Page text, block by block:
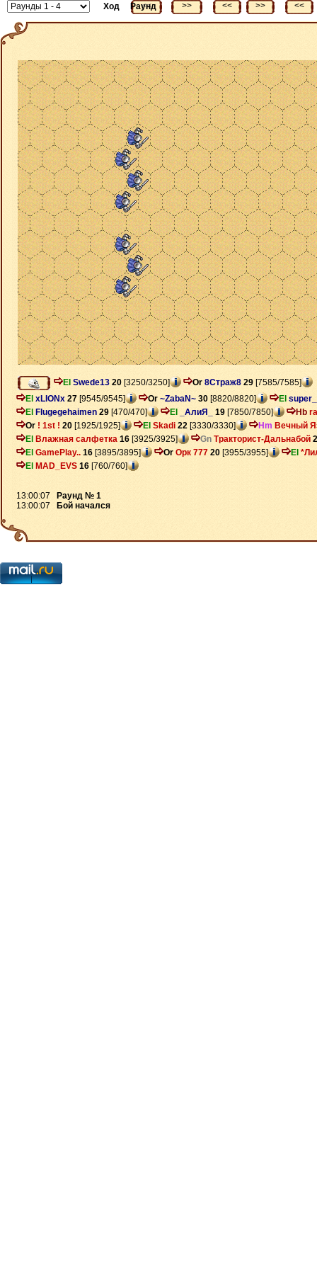
<< >> <<
Ход >> <<
Раунд
El Swede13 20 [3250/3250] Or 8Страж8 29 [7585/7585]
El xLIONx 27 [9545/9545] Or ~ZabaN~ 30 [8820/8820] El
El Flugegehaimen 29 [470/470] El _АлиЯ_ 19 [7850/7850] Hb
Or ! 1st ! 20 [1925/1925] El Skadi 22 [3330/3330] Hm Вечный
El Влажная салфетка 16 [3925/3925] Gn Тракторист-Дальнабой
El GamePlay.. 16 [3895/3895] Or Орк 777 20 [3955/3955] El
El MAD_EVS 16 [760/760]
13:00:07
Раунд № 1
13:00:07
Бой начался